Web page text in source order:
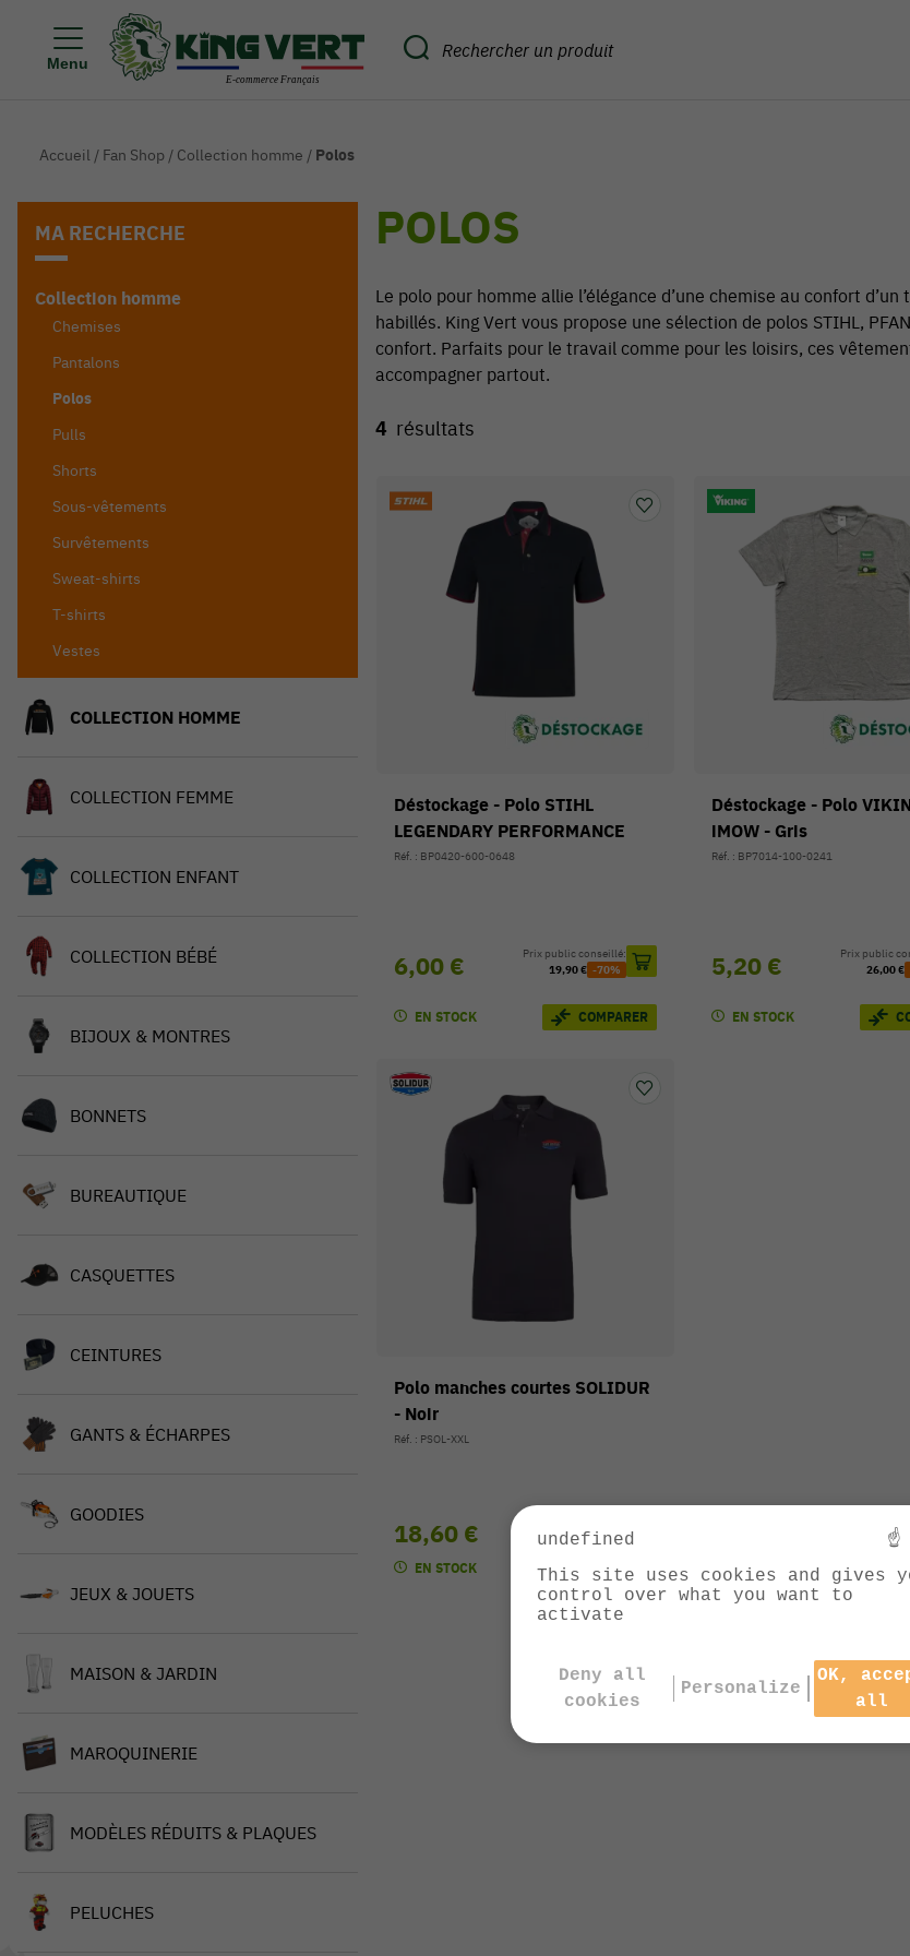
Menu
Accueil / Fan Shop / Collection homme / Polos
MA RECHERCHE
Collection homme
Chemises
Pantalons
Polos
Pulls
Shorts
Sous-vêtements
Survêtements
Sweat-shirts
T-shirts
Vestes
COLLECTION HOMME
COLLECTION FEMME
COLLECTION ENFANT
COLLECTION BÉBÉ
BIJOUX & MONTRES
BONNETS
BUREAUTIQUE
CASQUETTES
CEINTURES
GANTS & ÉCHARPES
GOODIES
JEUX & JOUETS
MAISON & JARDIN
MAROQUINERIE
MODÈLES RÉDUITS & PLAQUES
PELUCHES
POLOS
Le polo pour homme allie l’élégance d’une chemise au confort
habillés. King Vert vous propose une sélection de polos STIHL,
confort. Parfaits pour le travail comme pour les loisirs, ces
accompagner partout.
4 résultats
Déstockage - Polo STIHL
LEGENDARY PERFORMANCE
Réf. : BP0420-600-0648
6,00 €
Prix public conseillé:
19,90 € -70%
EN STOCK COMPARER
Déstockage - Polo
iMOW - Gris
Réf. : BP7014-100-0241
5,20 €
Prix public
26,00 €
EN STOCK
Polo manches courtes SOLIDUR
- Noir
Réf. : PSOL-XXL
18,60 €
21,90 € -15%
EN STOCK COMPARER
undefined
☝
This site uses cookies and gives
control over what you want to
activate
Deny all
cookies
Personalize
OK,
all